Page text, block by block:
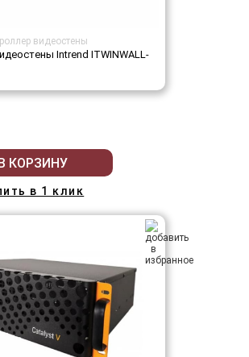
видеостены
Intrend ITWINWALL-
КОРЗИНУ
в 1 клик